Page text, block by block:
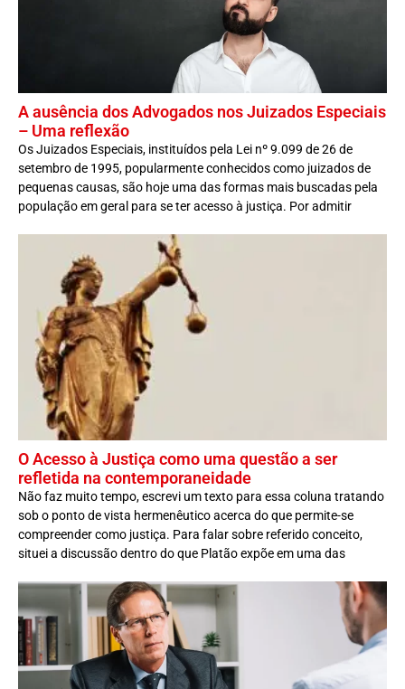
A ausência dos Advogados nos Juizados Especiais
– Uma reflexão
Os Juizados Especiais, instituídos pela Lei nº 9.099 de 26 de
setembro de 1995, popularmente conhecidos como juizados de
pequenas causas, são hoje uma das formas mais buscadas pela
população em geral para se ter acesso à justiça. Por admitir
O Acesso à Justiça como uma questão a ser
refletida na contemporaneidade
Não faz muito tempo, escrevi um texto para essa coluna tratando
sob o ponto de vista hermenêutico acerca do que permite-se
compreender como justiça. Para falar sobre referido conceito,
situei a discussão dentro do que Platão expõe em uma das